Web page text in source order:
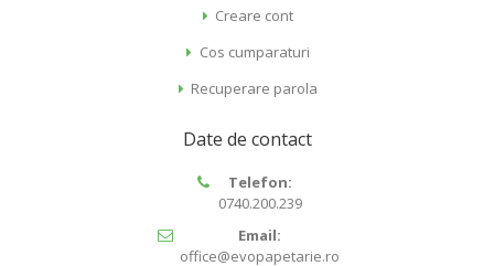
Creare cont
Cos cumparaturi
Recuperare parola
Date de contact
Telefon:
0740.200.239
Email:
office@evopapetarie.ro